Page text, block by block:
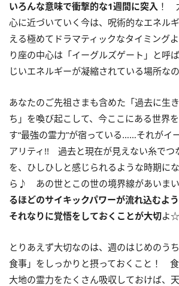
いろんな意味で衝撃的な1週間に突入 ！
心に近づいていく今は、呪術的なエネル
える極めてドラマティックなタイミン
り座の中心は「イーグルズゲート」と呼
じいエネルギーが凝縮されている場所な
あなたのご先祖さまも含めた「過去に生
ち」を喚び起こして、今ここにある世界
す“最強の霊力”が宿っている……それがイ
アリティ !! 過去と現在が見えない糸でつ
を、ひしひしと感じられるような時期に
ら♪ あの世とこの世の境界線があいまい
るほどのサイキックパワーが流れ込むよう
それなりに覚悟をしておくことが大切よ☆
とりあえず大切なのは、週のはじめのう
食事」をしっかりと摂っておくこと！
大地の霊力をたくさん吸収しておけば、